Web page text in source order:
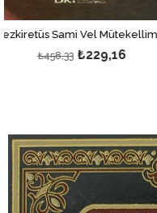
Tezkiretüs Sami Vel Mütekellim Fi Edebil Alim Vel Müteallim تذكرة السامع والمتكلم في أدب العالم والمتعلم
₺229,16